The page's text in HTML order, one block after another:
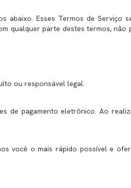
abaixo. Esses Termos de Serviço
qualquer parte destes termos, não
ou responsável legal.
de pagamento eletrônico. Ao
você o mais rápido possível e